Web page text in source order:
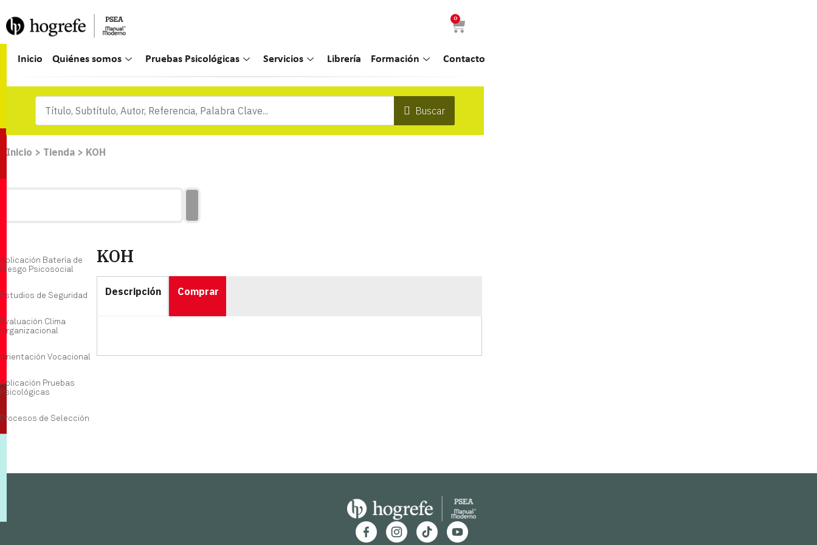
0
Inicio Quiénes somos Pruebas Psicológicas Servicios Librería Formación Contacto
Buscar
Inicio > Tienda > KOH
Aplicación Batería de
Riesgo Psicosocial
Estudios de Seguridad
Evaluación Clima
Organizacional
Orientación Vocacional
Aplicación Pruebas
Psicológicas
Procesos de Selección
KOH
Descripción Comprar